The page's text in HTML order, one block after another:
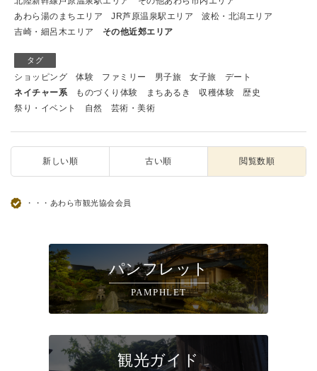
あわら湯のまちエリア
JR芦原温泉駅エリア
波松・北潟エリア
吉崎・細呂木エリア
その他近郊エリア
タグ
ショッピング 体験 ファミリー 男子旅 女子旅
デート
ネイチャー系
ものづくり体験 まちあるき 収穫体験
歴史
祭り・イベント
自然 芸術・美術
新しい順 古い順 閲覧数順
・・・あわら市観光協会会員
パンフレット
PAMPHLET
観光ガイド